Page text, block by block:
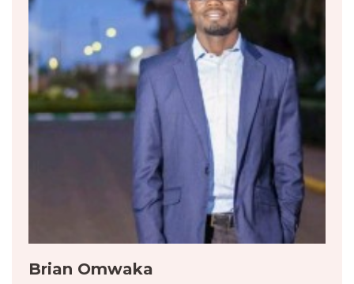
Brian Omwaka